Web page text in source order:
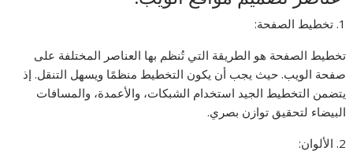
1. تخطيط الصفحة:
تخطيط الصفحة هو الطريقة التي تُنظم بها العناصر المختلفة على
صفحة الويب. حيث يجب أن يكون التخطيط منظمًا ويسهل التنقل. إذ
يتضمن التخطيط الجيد استخدام الشبكات، والأعمدة، والمسافات
البيضاء لتحقيق توازن بصري.
2. الألوان: